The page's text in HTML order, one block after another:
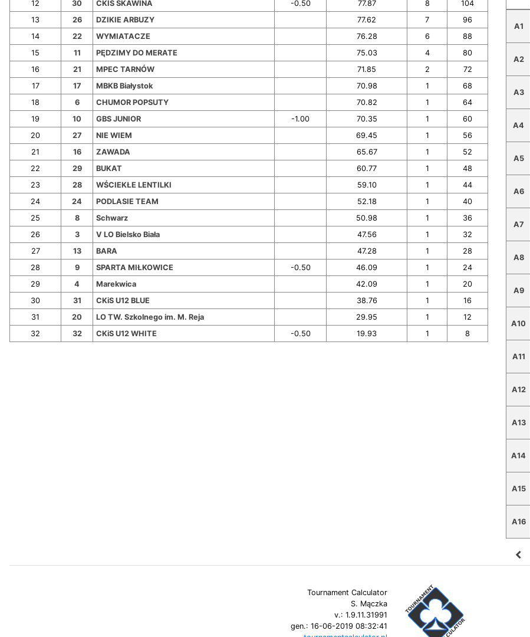
12
30 CKIS SKAWINA -0.50 77.87 8
104
13
26 DZIKIE ARBUZY 77.62 7
96
14
22 WYMIATACZE 76.28 6
88
15
11 PĘDZIMY DO MERATE 75.03 4
80
16
21 MPEC TARNÓW 71.85 2
72
17
17 MBKB Białystok 70.98 1
68
18
6 CHUMOR POPSUTY 70.82 1
64
19
10 GBS JUNIOR -1.00 70.35 1
60
20
27 NIE WIEM 69.45 1
56
21
16 ZAWADA 65.67 1
52
22
29 BUKAT 60.77 1
48
23
28 WŚCIEKŁE LENTILKI 59.10 1
44
24
24 PODLASIE TEAM 52.18 1
40
25
8 Schwarz 50.98 1
36
26
3 V LO Bielsko Biała 47.56 1
32
27
13 BARA 47.28 1
28
28
9 SPARTA MIŁKOWICE -0.50 46.09 1
24
29
4 Marekwica 42.09 1
20
30
31 CKiS U12 BLUE 38.76 1
16
31
20 LO TW. Szkolnego im. M. Reja 29.95 1
12
32
32 CKiS U12 WHITE -0.50 19.93 1 8
A1
A2
A3
A4
A5
A6
A7
A8
A9
A10
A11
A12
A13
A14
A15
A16
navigate_before
Tournament Calculator
S. Mączka
v.: 1.9.11.31991
gen.: 16-06-2019 08:32:41